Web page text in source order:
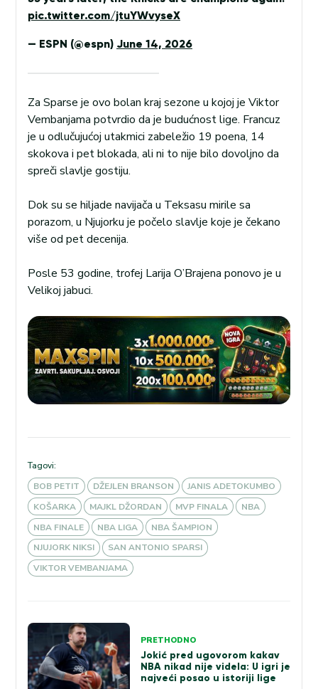
pic.twitter.com/jtuYWvyseX
— ESPN (@espn) June 14, 2026
Za Sparse je ovo bolan kraj sezone u kojoj je Viktor
Vembanjama potvrdio da je budućnost lige. Francuz
je u odlučujućoj utakmici zabeležio 19 poena, 14
skokova i pet blokada, ali ni to nije bilo dovoljno da
spreči slavlje gostiju.
Dok su se hiljade navijača u Teksasu mirile sa
porazom, u Njujorku je počelo slavlje koje je čekano
više od pet decenija.
Posle 53 godine, trofej Larija O’Brajena ponovo je u
Velikoj jabuci.
Tagovi:
BOB PETIT
DŽEJLEN BRANSON
JANIS ADETOKUMBO
KOŠARKA
MAJKL DŽORDAN MVP FINALA
NBA
NBA FINALE
NBA LIGA
NBA ŠAMPION
NJUJORK NIKSI
SAN ANTONIO SPARSI
VIKTOR VEMBANJAMA
Kretanje
članka
PRETHODNO
Jokić pred ugovorom kakav
NBA nikad nije videla: U igri je
najveći posao u istoriji lige